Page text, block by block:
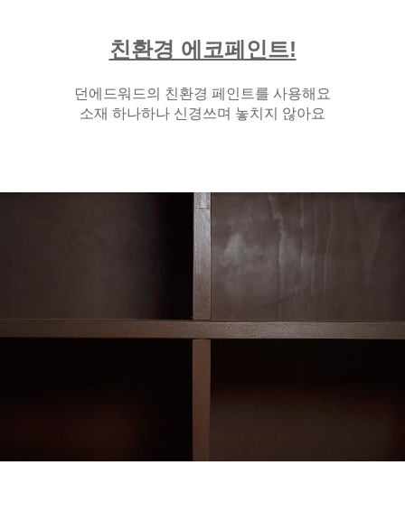
친환경 에코페인트!
던에드워드의 친환경 페인트를 사용해요
소재 하나하나 신경쓰며 놓치지 않아요